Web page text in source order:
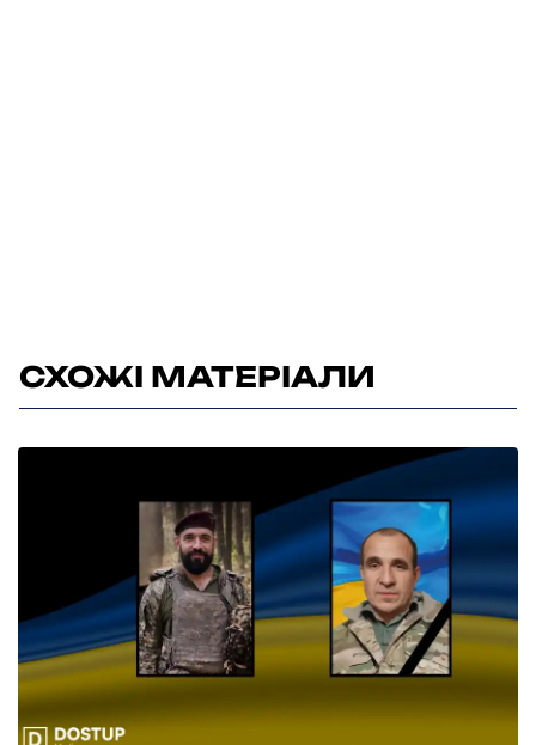
СХОЖІ МАТЕРІАЛИ